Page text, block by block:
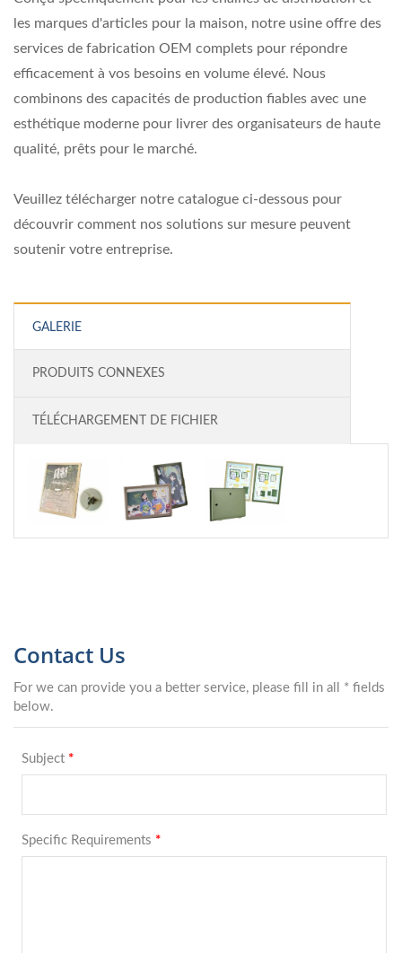
les marques d'articles pour la maison, notre usine offre des
services de fabrication OEM complets pour répondre
efficacement à vos besoins en volume élevé. Nous
combinons des capacités de production fiables avec une
esthétique moderne pour livrer des organisateurs de haute
qualité, prêts pour le marché.
Veuillez télécharger notre catalogue ci-dessous pour
découvrir comment nos solutions sur mesure peuvent
soutenir votre entreprise.
GALERIE
PRODUITS CONNEXES
TÉLÉCHARGEMENT DE FICHIER